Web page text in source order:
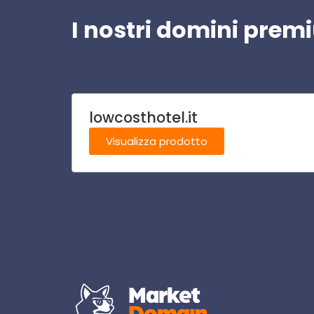
I nostri domini
lowcosthotel.it
Visualizza prodotto